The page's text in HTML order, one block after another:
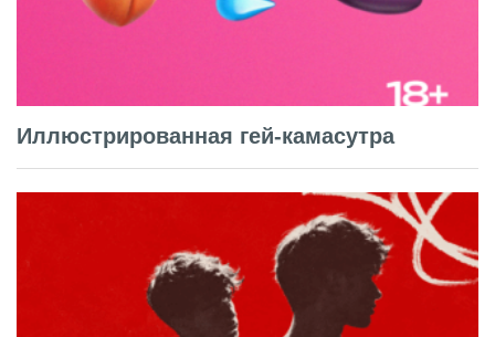
Иллюстрированная гей-камасутра